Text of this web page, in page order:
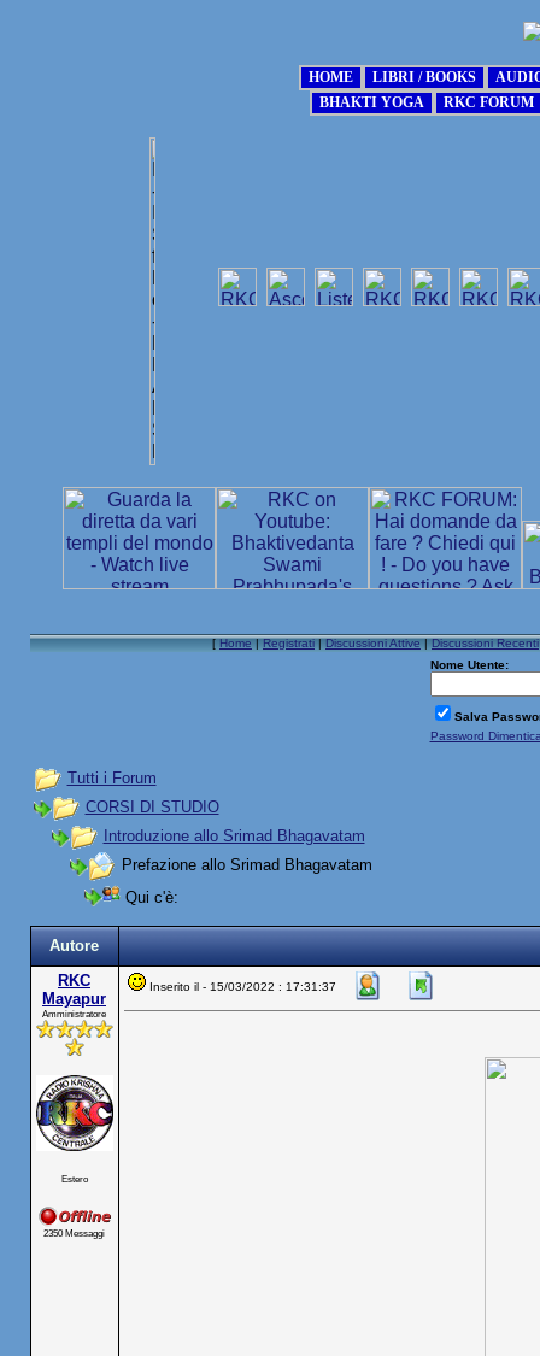
[Home|Registrati|Discussioni Attive|Discussioni Recenti
Nome Utente:
Salva
Password
Tutti i Forum
CORSI DI STUDIO
Introduzione allo Srimad Bhagavatam
Prefazione allo Srimad Bhagavatam
Qui c'è:
Autore
RKC
Mayapur
Amministratore
Estero
2350 Messaggi
Inserito il - 15/03/2022 : 17:31:37